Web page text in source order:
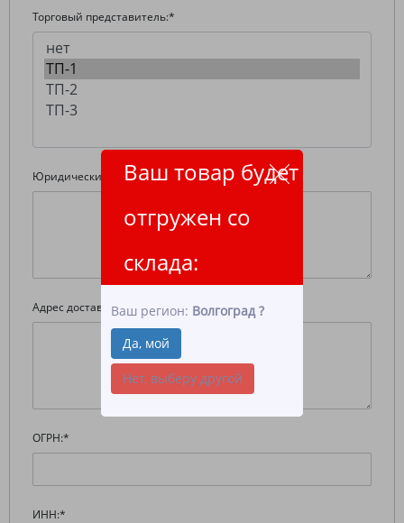
Ваш товар будет
отгружен со
склада:
Ваш регион: Волгоград ?
Да, мой
Нет, выберу другой
Торговый представитель:*
Юридический адрес:*
Адрес доставки:*
ОГРН:*
ИНН:*